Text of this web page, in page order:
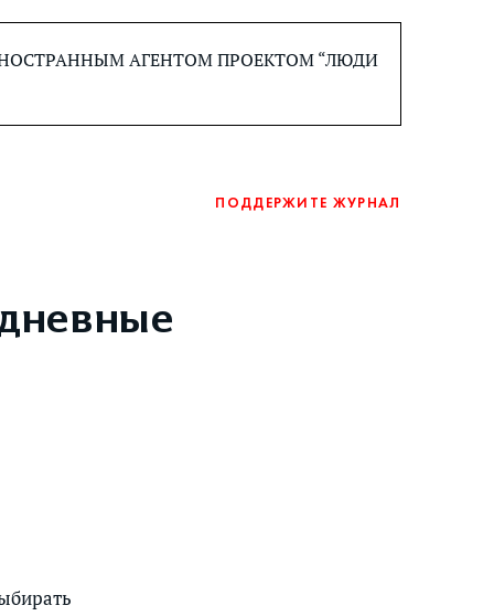
АГЕНТОМ ПРОЕКТОМ “ЛЮДИ
ПОДДЕРЖИТЕ ЖУРНАЛ